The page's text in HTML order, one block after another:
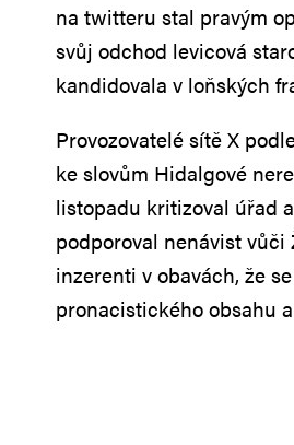
na twitteru stal pravým
svůj odchod levicová
kandidovala v loňských
Provozovatelé sítě X
ke slovům Hidalgové
listopadu kritizoval úřad
podporoval nenávist
inzerenti v obavách, že
pronacistického obsahu